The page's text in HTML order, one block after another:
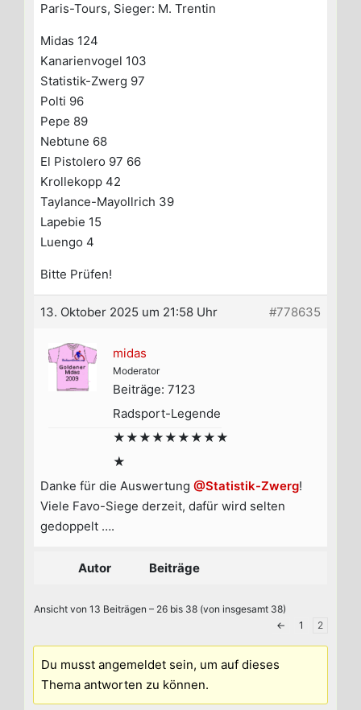
Paris-Tours, Sieger: M. Trentin
Midas 124
Kanarienvogel 103
Statistik-Zwerg 97
Polti 96
Pepe 89
Nebtune 68
El Pistolero 97 66
Krollekopp 42
Taylance-Mayollrich 39
Lapebie 15
Luengo 4
Bitte Prüfen!
13. Oktober 2025 um 21:58 Uhr #778635
midas
Moderator
Beiträge: 7123
Radsport-Legende
★★★★★★★★★
★
Danke für die Auswertung @Statistik-Zwerg!
Viele Favo-Siege derzeit, dafür wird selten
gedoppelt ….
Autor Beiträge
Ansicht von 13 Beiträgen – 26 bis 38 (von insgesamt 38)
←
1 2
Du musst angemeldet sein, um auf dieses
Thema antworten zu können.